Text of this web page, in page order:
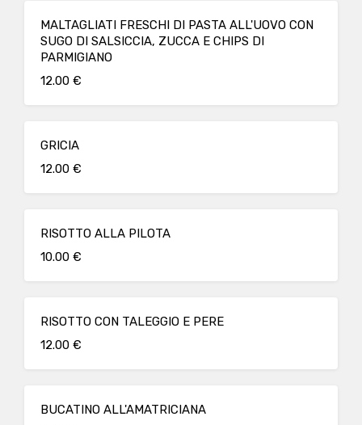
MALTAGLIATI FRESCHI DI PASTA ALL'UOVO CON
SUGO DI SALSICCIA, ZUCCA E CHIPS DI
PARMIGIANO
12.00 €
GRICIA
12.00 €
RISOTTO ALLA PILOTA
10.00 €
RISOTTO CON TALEGGIO E PERE
12.00 €
BUCATINO ALL'AMATRICIANA